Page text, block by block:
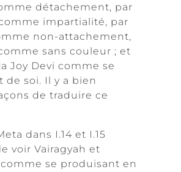
détachement, par
impartialité, par
non-attachement,
sans couleur ; et
Joy Devi comme se
de soi. Il y a bien
de traduire ce
dans I.14 et I.15
voir Vairagyah et
comme se produisant en